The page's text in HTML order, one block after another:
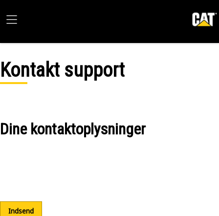
Kontakt support
Dine kontaktoplysninger
Indsend